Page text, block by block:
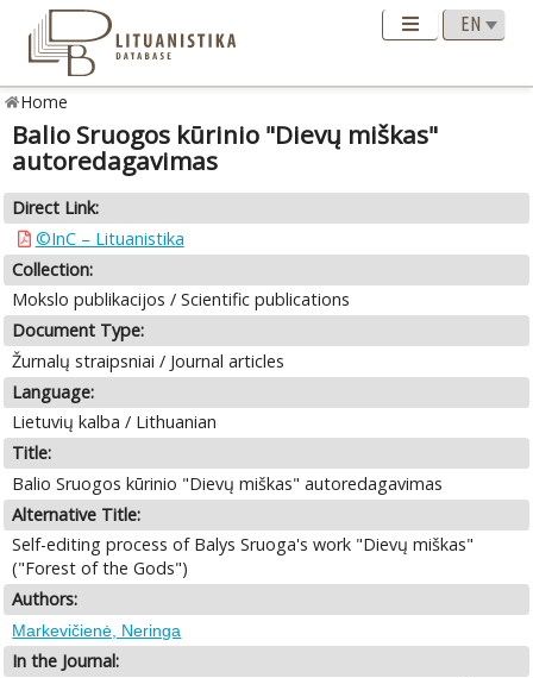
Home
Balio Sruogos kūrinio "Dievų miškas"
autoredagavimas
Direct Link:
©InC – Lituanistika
Collection:
Mokslo publikacijos / Scientific publications
Document Type:
Žurnalų straipsniai / Journal articles
Language:
Lietuvių kalba / Lithuanian
Title:
Balio Sruogos kūrinio "Dievų miškas" autoredagavimas
Alternative Title:
Self-editing process of Balys Sruoga's work "Dievų miškas"
("Forest of the Gods")
Authors:
Markevičienė, Neringa
In the Journal: